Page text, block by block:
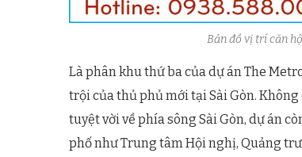
Bản đồ vị trí căn
Là phân khu thứ ba của dự án The
trội của thủ phủ mới tại Sài Gòn.
tuyệt vời về phía sông Sài Gòn, dự án
phố như Trung tâm Hội nghị, Quảng